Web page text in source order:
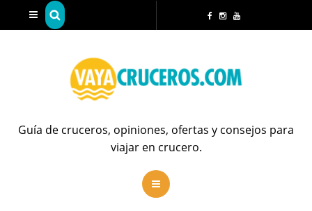
Guía de cruceros, opiniones, ofertas y consejos para
viajar en crucero.